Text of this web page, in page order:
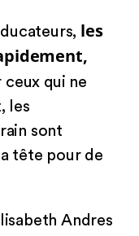
les
ceux qui ne
les
sont
tête pour de
Andres